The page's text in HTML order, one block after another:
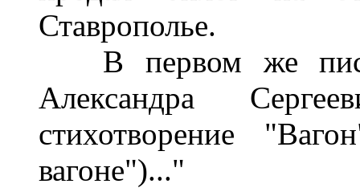
Ставрополье.
В первом же
Александра
стихотворение
вагоне")..."